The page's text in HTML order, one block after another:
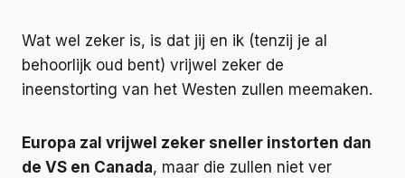
Wat wel zeker is, is dat jij en ik (tenzij je al
behoorlijk oud bent) vrijwel zeker de
ineenstorting van het Westen zullen meemaken.
Europa zal vrijwel zeker sneller instorten dan
de VS en Canada, maar die zullen niet ver